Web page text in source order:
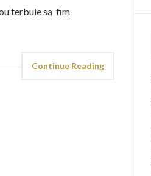
terbuie sa fim
Continue Reading